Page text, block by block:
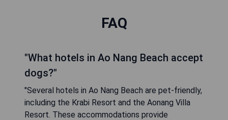
FAQ
"What hotels in Ao Nang Beach accept
dogs?"
"Several hotels in Ao Nang Beach are pet-friendly,
including the Krabi Resort and the Aonang Villa
Resort. These accommodations provide